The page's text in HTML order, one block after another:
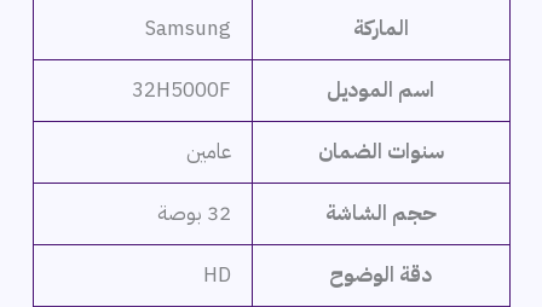
الماركة Samsung
اسم الموديل 32H5000F
سنوات الضمان عامين
حجم الشاشة 32 بوصة
دقة الوضوح HD